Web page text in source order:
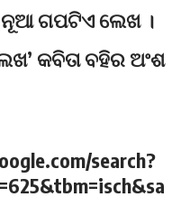
ନୂଆ ଗପଟିଏ ଲେଖ ।
କବିତା ବହିର ଅଂଶ
search?